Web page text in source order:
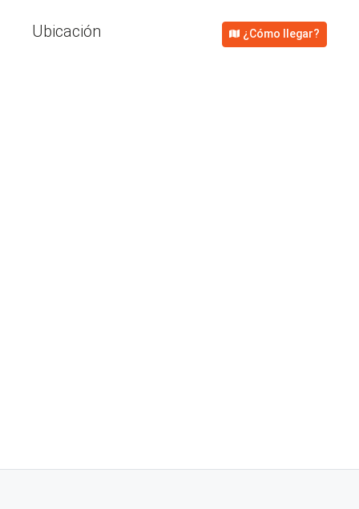
Ubicación ¿Cómo llegar?